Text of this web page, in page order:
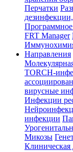
Перчатки
Программное
FRT Manager
Направления
TORCH-
вирусные
Инфекции
инфекции
Микозы
Клиническая